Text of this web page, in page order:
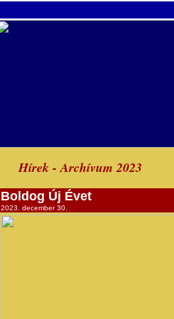
Hírek - Archívum 2023
Boldog Új Évet
2023. december 30.